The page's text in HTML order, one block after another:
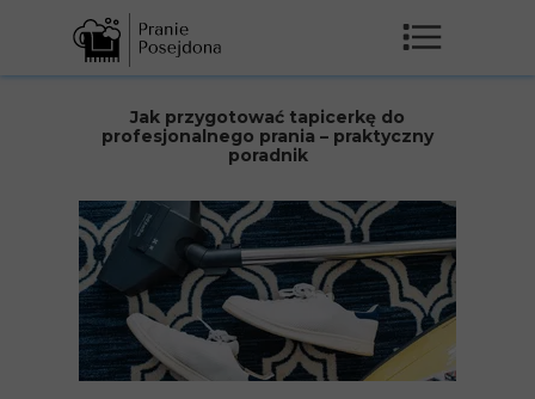
Jak przygotować tapicerkę do
profesjonalnego prania – praktyczny
poradnik